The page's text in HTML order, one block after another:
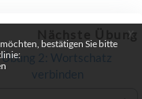
Nächste Übung
Übung 2: Wortschatz
verbinden
bestätigen Sie bitte
x